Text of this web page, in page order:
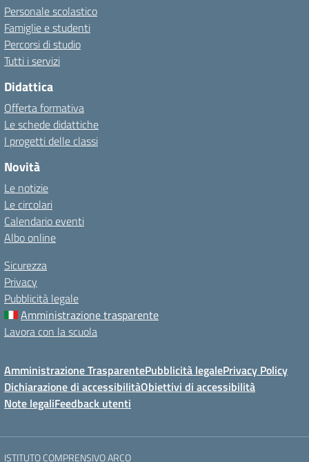
Personale scolastico
Famiglie e studenti
Percorsi di studio
Tutti i servizi
Didattica
Offerta formativa
Le schede didattiche
I progetti delle classi
Novità
Le notizie
Le circolari
Calendario eventi
Albo online
Sicurezza
Privacy
Pubblicità legale
Amministrazione trasparente
Lavora con la scuola
Amministrazione TrasparentePubblicità legalePrivacy Policy
Dichiarazione di accessibilitàObiettivi di accessibilità
Note legaliFeedback utenti
ISTITUTO COMPRENSIVO ARCO